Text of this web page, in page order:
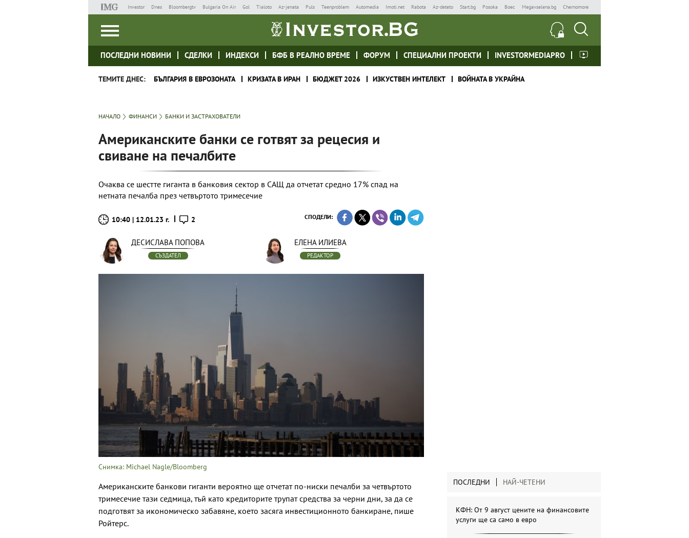
Investor Dnes Bloombergtv Bulgaria On Air Gol Tialoto Az-jenata Puls Teenproblem Automedia Imoti.net Rabota Az-deteto Start.bg Posoka Boec Megavselena.bg Chernomore
ПОСЛЕДНИ НОВИНИ СДЕЛКИ ИНДЕКСИ БФБ В РЕАЛНО ВРЕМЕ ФОРУМ СПЕЦИАЛНИ ПРОЕКТИ INVESTORMEDIAPRO
ТЕМИТЕ ДНЕС: БЪЛГАРИЯ В ЕВРОЗОНАТА КРИЗАТА В ИРАН БЮДЖЕТ 2026 ИЗКУСТВЕН ИНТЕЛЕКТ ВОЙНАТА В УКРАЙНА
НАЧАЛО ФИНАНСИ БАНКИ И ЗАСТРАХОВАТЕЛИ
Американските банки се готвят за рецесия и
свиване на печалбите
Очаква се шестте гиганта в банковия сектор в САЩ да отчетат средно 17% спад на
нетната печалба през четвъртото тримесечие
10:40 | 12.01.23 г. 2 СПОДЕЛИ:
ДЕСИСЛАВА ПОПОВА
СЪЗДАТЕЛ
ЕЛЕНА ИЛИЕВА
РЕДАКТОР
Снимка: Michael Nagle/Bloomberg
Американските банкови гиганти вероятно ще отчетат по-ниски печалби за четвъртото
тримесечие тази седмица, тъй като кредиторите трупат средства за черни дни, за да се
подготвят за икономическо забавяне, което засяга инвестиционното банкиране, пише
Ройтерс.
ПОСЛЕДНИ НАЙ-ЧЕТЕНИ
КФН: От 9 август цените на финансовите
услуги ще са само в евро